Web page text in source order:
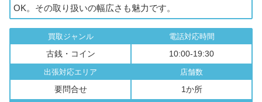
OK。その取り扱いの幅広さも魅力です。
買取ジャンル
古銭・コイン
電話対応時間
10:00-19:30
出張対応エリア
要問合せ
店舗数
1か所